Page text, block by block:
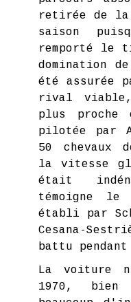
retirée de
saison
remporté le
domination
été assurée
rival
plus proche
pilotée par
50 chevaux
la vitesse
était
témoigne le
établi par
Cesana-
battu
La voiture
1970,